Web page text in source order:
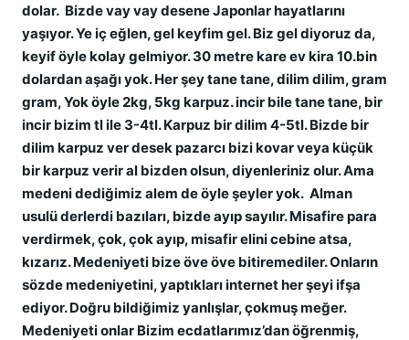
dolar. Bizde vay vay desene Japonlar hayatlarını
yaşıyor. Ye iç eğlen, gel keyfim gel. Biz gel diyoruz da,
keyif öyle kolay gelmiyor. 30 metre kare ev kira 10.bin
dolardan aşağı yok. Her şey tane tane, dilim dilim, gram
gram, Yok öyle 2kg, 5kg karpuz. incir bile tane tane, bir
incir bizim tl ile 3-4tl. Karpuz bir dilim 4-5tl. Bizde bir
dilim karpuz ver desek pazarcı bizi kovar veya küçük
bir karpuz verir al bizden olsun, diyenleriniz olur. Ama
medeni dediğimiz alem de öyle şeyler yok. Alman
usulü derlerdi bazıları, bizde ayıp sayılır. Misafire para
verdirmek, çok, çok ayıp, misafir elini cebine atsa,
kızarız. Medeniyeti bize öve öve bitiremediler. Onların
sözde medeniyetini, yaptıkları internet her şeyi ifşa
ediyor. Doğru bildiğimiz yanlışlar, çokmuş meğer.
Medeniyeti onlar Bizim ecdatlarımız’dan öğrenmiş,